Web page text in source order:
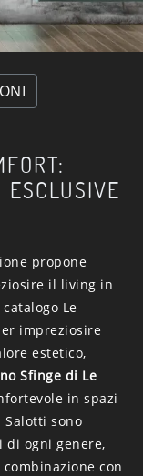
ESCLUSIVE
propone
il living in
Le
impreziosire
estetico,
Sfinge di Le
in spazi
sono
di ogni genere,
con